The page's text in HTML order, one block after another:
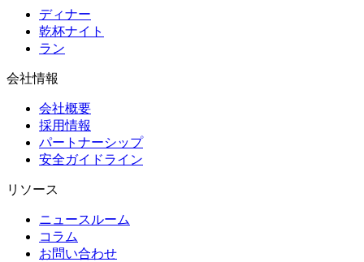
ディナー
乾杯ナイト
ラン
会社情報
会社概要
採用情報
パートナーシップ
安全ガイドライン
リソース
ニュースルーム
コラム
お問い合わせ